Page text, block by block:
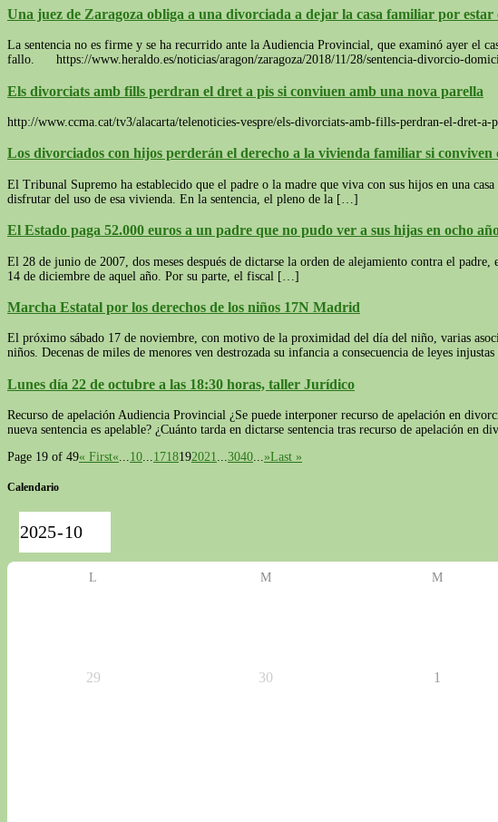
Una juez de Zaragoza obliga a una divorciada a dejar la casa familiar por
La sentencia no es firme y se ha recurrido ante la Audiencia Provincial, que examinó ayer el
fallo. https://www.heraldo.es/noticias/aragon/zaragoza/2018/11/28/sentencia-divorcio-
Els divorciats amb fills perdran el dret a pis si conviuen amb una nova parella
http://www.ccma.cat/tv3/alacarta/telenoticies-vespre/els-divorciats-amb-fills-perdran-el-dret-
Los divorciados con hijos perderán el derecho a la vivienda familiar si
El Tribunal Supremo ha establecido que el padre o la madre que viva con sus hijos en una
disfrutar del uso de esa vivienda. En la sentencia, el pleno de la […]
El Estado paga 52.000 euros a un padre que no pudo ver a sus hijas en ocho
El 28 de junio de 2007, dos meses después de dictarse la orden de alejamiento contra el
14 de diciembre de aquel año. Por su parte, el fiscal […]
Marcha Estatal por los derechos de los niños 17N Madrid
El próximo sábado 17 de noviembre, con motivo de la proximidad del día del niño, varias
niños. Decenas de miles de menores ven destrozada su infancia a consecuencia de leyes
Lunes día 22 de octubre a las 18:30 horas, taller Jurídico
Recurso de apelación Audiencia Provincial ¿Se puede interponer recurso de apelación en
nueva sentencia es apelable? ¿Cuánto tarda en dictarse sentencia tras recurso de apelación en
Page 19 of 49« First«...10...1718192021...3040...»Last »
Calendario
L M M
29 30 1